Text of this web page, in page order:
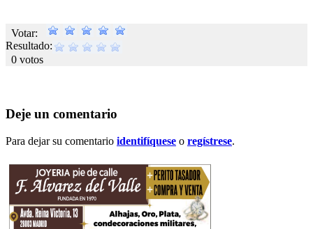
Votar:
Resultado:
0 votos
Deje un comentario
Para dejar su comentario identifíquese o regístrese.